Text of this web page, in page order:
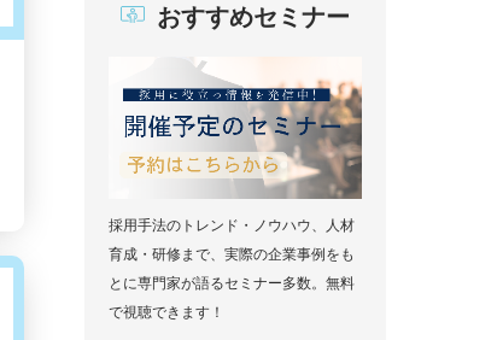
おすすめセミナー
採用手法のトレンド・ノウハウ、人材
育成・研修まで、実際の企業事例をも
とに専門家が語るセミナー多数。無料
で視聴できます！